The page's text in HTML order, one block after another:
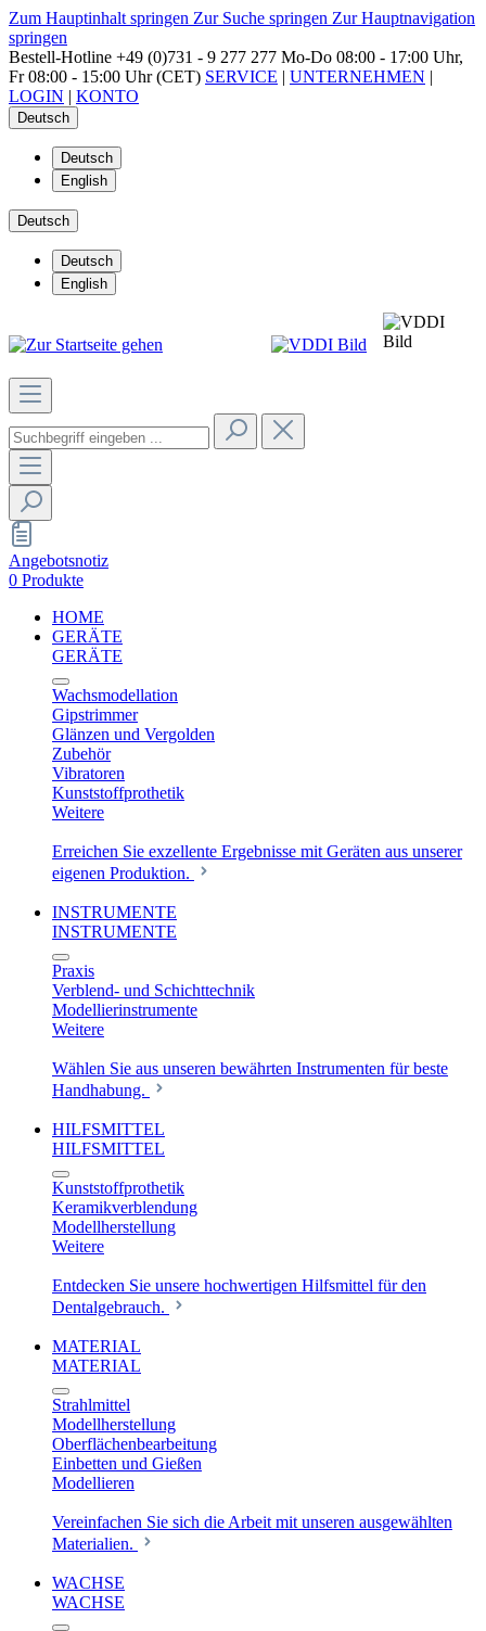
Zum Hauptinhalt springen Zur Suche springen Zur Hauptnavigation
springen
Bestell-Hotline +49 (0)731 - 9 277 277 Mo-Do 08:00 - 17:00 Uhr,
Fr 08:00 - 15:00 Uhr (CET) SERVICE | UNTERNEHMEN |
LOGIN | KONTO
Deutsch
Deutsch
English
Deutsch
Deutsch
English
Angebotsnotiz
0 Produkte
HOME
GERÄTE
GERÄTE
Wachsmodellation
Gipstrimmer
Glänzen und Vergolden
Zubehör
Vibratoren
Kunststoffprothetik
Weitere
Erreichen Sie exzellente Ergebnisse mit Geräten aus unserer
eigenen Produktion.
INSTRUMENTE
INSTRUMENTE
Praxis
Verblend- und Schichttechnik
Modellierinstrumente
Weitere
Wählen Sie aus unseren bewährten Instrumenten für beste
Handhabung.
HILFSMITTEL
HILFSMITTEL
Kunststoffprothetik
Keramikverblendung
Modellherstellung
Weitere
Entdecken Sie unsere hochwertigen Hilfsmittel für den
Dentalgebrauch.
MATERIAL
MATERIAL
Strahlmittel
Modellherstellung
Oberflächenbearbeitung
Einbetten und Gießen
Modellieren
Vereinfachen Sie sich die Arbeit mit unseren ausgewählten
Materialien.
WACHSE
WACHSE